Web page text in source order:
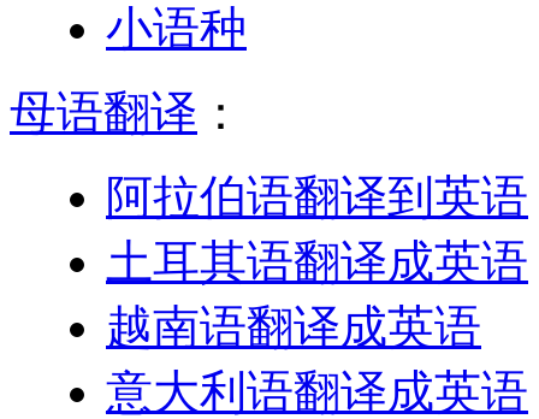
小语种
母语翻译 ：
阿拉伯语翻译到英语
土耳其语翻译成英语
越南语翻译成英语
意大利语翻译成英语